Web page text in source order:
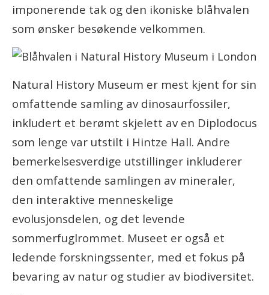
imponerende tak og den ikoniske blåhvalen
som ønsker besøkende velkommen.
Natural History Museum er mest kjent for sin
omfattende samling av dinosaurfossiler,
inkludert et berømt skjelett av en Diplodocus
som lenge var utstilt i Hintze Hall. Andre
bemerkelsesverdige utstillinger inkluderer
den omfattende samlingen av mineraler,
den interaktive menneskelige
evolusjonsdelen, og det levende
sommerfuglrommet. Museet er også et
ledende forskningssenter, med et fokus på
bevaring av natur og studier av biodiversitet.